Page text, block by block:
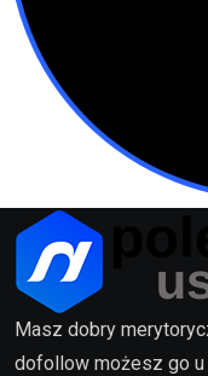
Masz dobry
dofollow możesz go